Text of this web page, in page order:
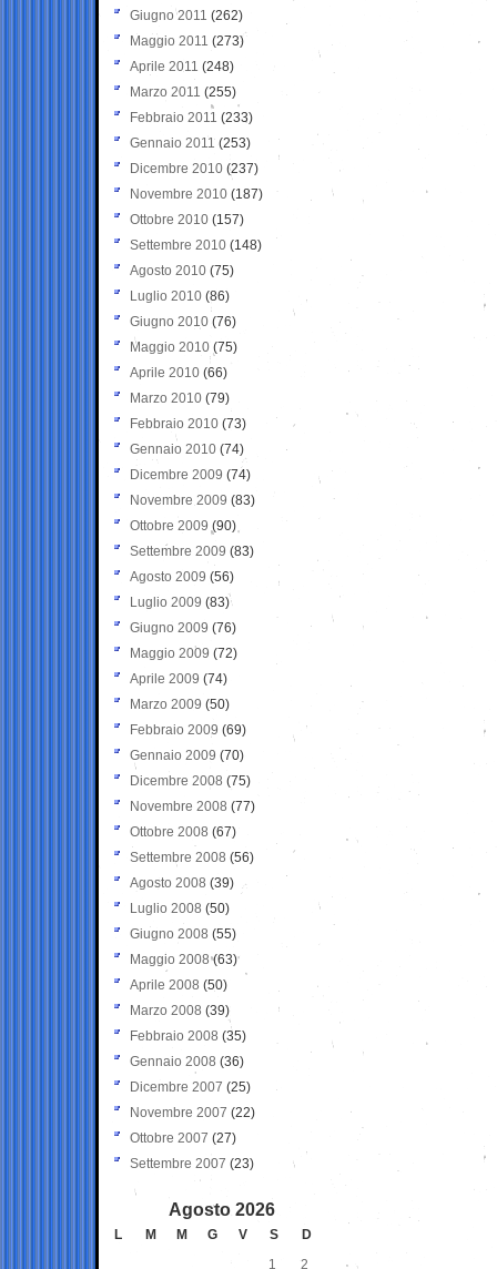
Giugno 2011 (262)
Maggio 2011 (273)
Aprile 2011 (248)
Marzo 2011 (255)
Febbraio 2011 (233)
Gennaio 2011 (253)
Dicembre 2010 (237)
Novembre 2010 (187)
Ottobre 2010 (157)
Settembre 2010 (148)
Agosto 2010 (75)
Luglio 2010 (86)
Giugno 2010 (76)
Maggio 2010 (75)
Aprile 2010 (66)
Marzo 2010 (79)
Febbraio 2010 (73)
Gennaio 2010 (74)
Dicembre 2009 (74)
Novembre 2009 (83)
Ottobre 2009 (90)
Settembre 2009 (83)
Agosto 2009 (56)
Luglio 2009 (83)
Giugno 2009 (76)
Maggio 2009 (72)
Aprile 2009 (74)
Marzo 2009 (50)
Febbraio 2009 (69)
Gennaio 2009 (70)
Dicembre 2008 (75)
Novembre 2008 (77)
Ottobre 2008 (67)
Settembre 2008 (56)
Agosto 2008 (39)
Luglio 2008 (50)
Giugno 2008 (55)
Maggio 2008(63)
Aprile 2008 (50)
Marzo 2008 (39)
Febbraio 2008 (35)
Gennaio 2008 (36)
Dicembre 2007 (25)
Novembre 2007 (22)
Ottobre 2007 (27)
Settembre 2007 (23)
Agosto 2026
L M M G V S
D
1
2